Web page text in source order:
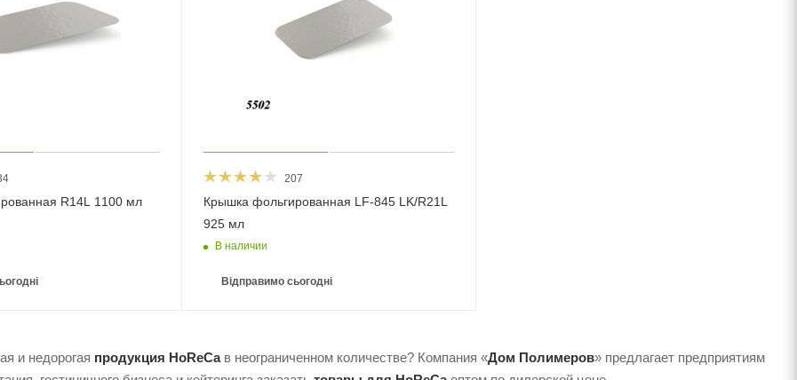
R14L 1100 мл
207
Крышка фольгированная LF-845 LK/R21L
925 мл
В наличии
Відправимо сьогодні
и недорогая продукция HoReCaв неограниченном количестве? Компания «Дом Полимеров» предлагает предприятиям